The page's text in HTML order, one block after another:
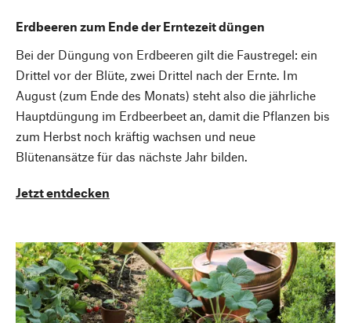
Erdbeeren zum Ende der Erntezeit düngen
Bei der Düngung von Erdbeeren gilt die Faustregel: ein
Drittel vor der Blüte, zwei Drittel nach der Ernte. Im
August (zum Ende des Monats) steht also die jährliche
Hauptdüngung im Erdbeerbeet an, damit die Pflanzen bis
zum Herbst noch kräftig wachsen und neue
Blütenansätze für das nächste Jahr bilden.
Jetzt entdecken